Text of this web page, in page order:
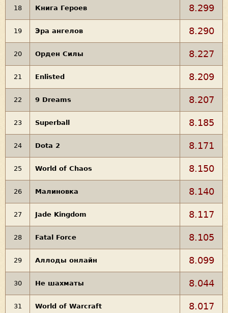
18 Книга Героев 8.299
19 Эра ангелов 8.290
20 Орден Силы 8.227
21 Enlisted 8.209
22 9 Dreams 8.207
23 Superball 8.185
24 Dota 2 8.171
25 World of Chaos 8.150
26 Малиновка 8.140
27 Jade Kingdom 8.117
28 Fatal Force 8.105
29 Аллоды онлайн 8.099
30 Не шахматы 8.044
31 World of Warcraft 8.017